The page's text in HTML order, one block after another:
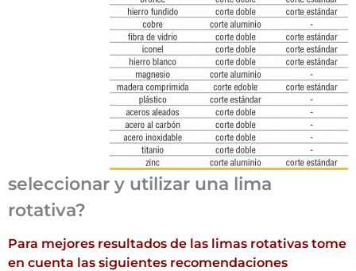
seleccionar y utilizar una lima
rotativa?
Para mejores resultados de las limas rotativas tome
en cuenta las siguientes recomendaciones